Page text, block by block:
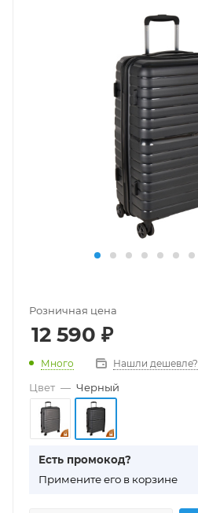
Розничная цена
12 590 ₽
Много Нашли дешевле?
Цвет — Черный
Есть промокод?
Примените его в корзине